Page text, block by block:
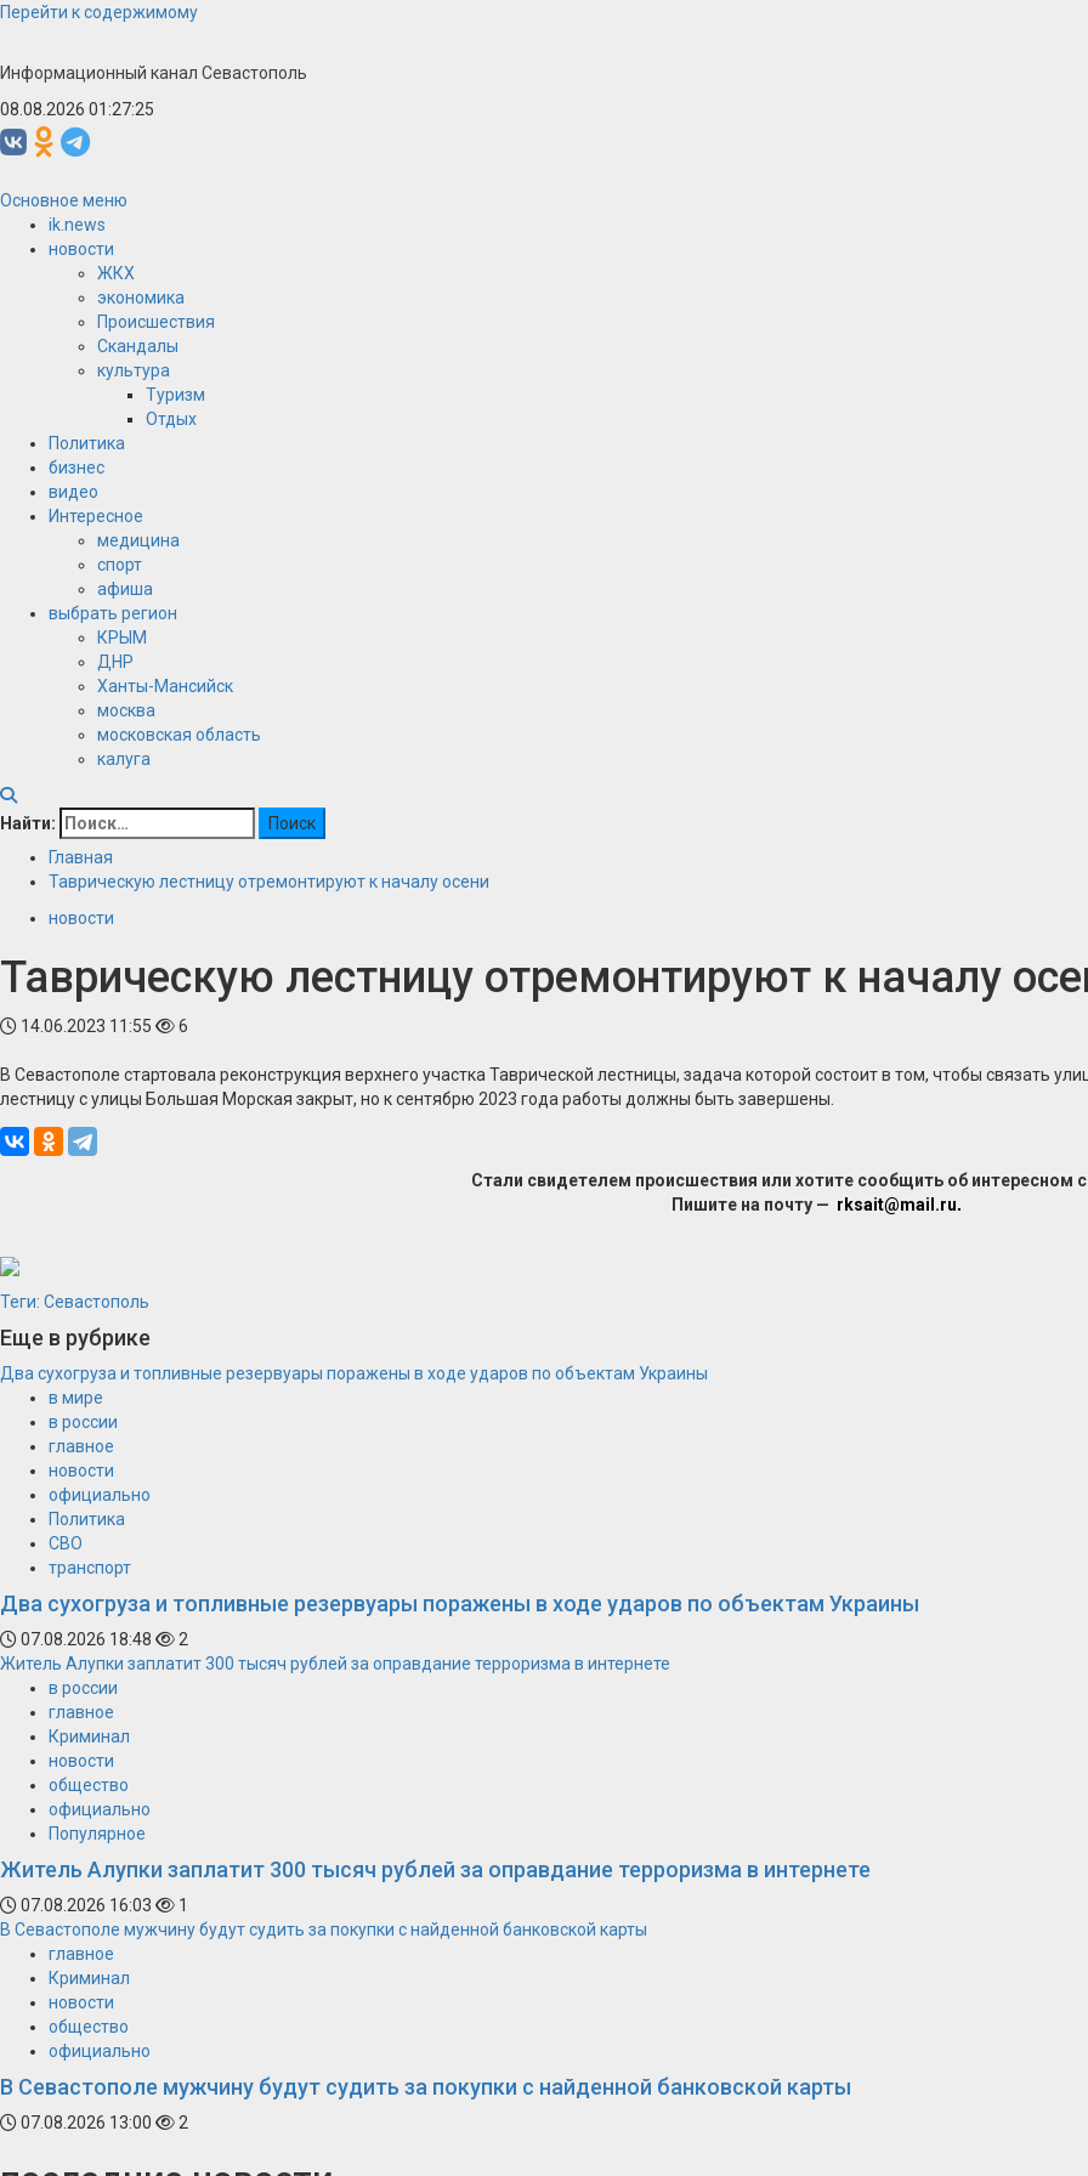
Перейти к содержимому
Информационный канал Севастополь
08.08.2026 01:27:25
Основное меню
ik.news
новости
ЖКХ
экономика
Происшествия
Скандалы
культура
Туризм
Отдых
Политика
бизнес
видео
Интересное
медицина
спорт
афиша
выбрать регион
КРЫМ
ДНР
Ханты-Мансийск
москва
московская область
калуга
Найти:
Главная
Таврическую лестницу отремонтируют к началу осени
новости
Таврическую лестницу отремонтируют к началу
14.06.2023 11:55 6
В Севастополе стартовала реконструкция верхнего участка Таврической лестницы, задача которой состоит в том, чтобы связать
лестницу с улицы Большая Морская закрыт, но к сентябрю 2023 года работы должны быть завершены.
Стали свидетелем происшествия или хотите сообщить об интересном
Пишите на почту — rksait@mail.ru.
Теги: Севастополь
Еще в рубрике
Два сухогруза и топливные резервуары поражены в ходе ударов по объектам Украины
в мире
в россии
главное
новости
официально
Политика
СВО
транспорт
Два сухогруза и топливные резервуары поражены в ходе ударов по объектам Украины
07.08.2026 18:48
2
Житель Алупки заплатит 300 тысяч рублей за оправдание терроризма в интернете
в россии
главное
Криминал
новости
общество
официально
Популярное
Житель Алупки заплатит 300 тысяч рублей за оправдание терроризма в интернете
07.08.2026 16:03
1
В Севастополе мужчину будут судить за покупки с найденной банковской карты
главное
Криминал
новости
общество
официально
В Севастополе мужчину будут судить за покупки с найденной банковской карты
07.08.2026 13:00 2